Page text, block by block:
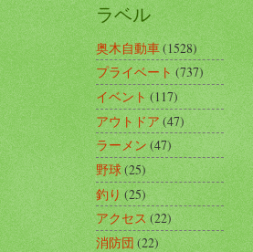
ラベル
奥木自動車(1528)
プライベート(737)
イベント(117)
アウトドア(47)
ラーメン(47)
野球(25)
釣り(25)
アクセス(22)
消防団(22)